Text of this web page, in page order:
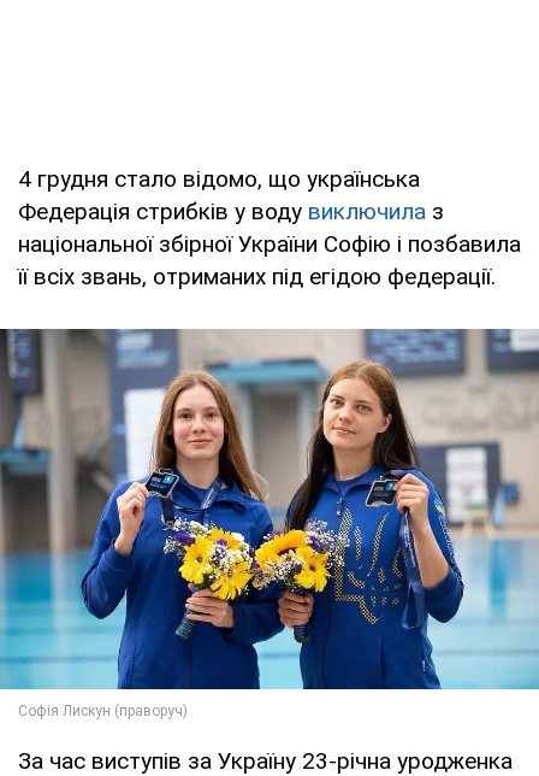
4 грудня стало відомо, що українська
Федерація стрибків у воду виключила з
національної збірної України Софію і позбавила
її всіх звань, отриманих під егідою федерації.
За час виступів за Україну 23-річна уродженка